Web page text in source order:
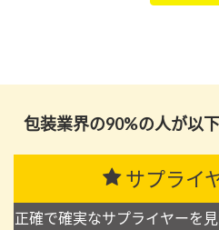
包装業界の90%の人が以
サプライ
正確で確実なサプライヤーを